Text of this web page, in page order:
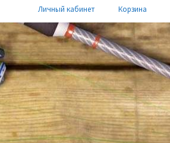
Личный кабинет Корзина